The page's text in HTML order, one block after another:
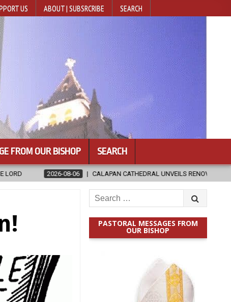
US ABOUT | SUBSRCRIBE SEARCH
FROM OUR BISHOP SEARCH
CALAPAN CATHEDRAL UNVEILS RENOVATED SANCTUARY AHEAD OF
Search
for:
PASTORAL MESSAGES FROM
OUR BISHOP